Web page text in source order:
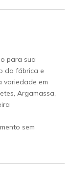
para sua
da fábrica e
variedade em
Argamassa,
sem